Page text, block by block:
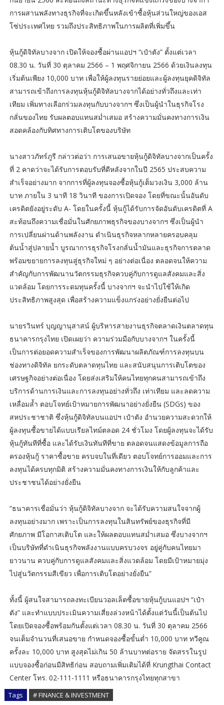
การผสานพลังทางธุรกิจที่จะเกิดขึ้นหลังเข้าซื้อหุ้นส่วนใหญ่ของเอส
โซ่ประเทศไทย รวมถึงประสิทธิภาพในการผลิตที่เพิ่มขึ้น
หุ้นกู้ดิจิทัลบางจาก เปิดให้จองซื้อผ่านแอปฯ “เป๋าตัง” ตั้งแต่เวลา
08.30 น. วันที่ 30 ตุลาคม 2566 – 1 พฤศจิกายน 2566 ด้วยเงินลงทุน
เริ่มต้นเพียง 10,000 บาท เพื่อให้ผู้ลงทุนรายย่อยและผู้ลงทุนยุคดิจิทัล
สามารถเข้าถึงการลงทุนหุ้นกู้ดิจิทัลบางจากได้อย่างทั่วถึงและเท่า
เทียม เพิ่มทางเลือกร่วมลงทุนกับบางจากฯ ซึ่งเป็นผู้นำในธุรกิจโรง
กลั่นของไทย รับผลตอบแทนสม่ำเสมอ สร้างความมั่นคงทางการเงิน
สอดคล้องกับทิศทางการเติบโตของบริษัท
นางสาวภัทร์ภูรี กล่าวต่อว่า การเสนอขายหุ้นกู้ดิจิทัลบางจากเป็นครั้ง
ที่ 2 คาดว่าจะได้รับการตอบรับที่ดีหลังจากในปี 2565 ประสบความ
สำเร็จอย่างมาก จากการที่ผู้ลงทุนจองซื้อหุ้นกู้เต็มวงเงิน 3,000 ล้าน
บาท ภายใน 3 นาที 18 วินาที ของการเปิดจอง โดยที่ขณะนั้นอันดับ
เครดิตยังอยู่ระดับ A- โดยในครั้งนี้ หุ้นกู้ได้รับการจัดอันดับเครดิตที่ A
สะท้อนถึงความเชื่อมั่นในศักยภาพธุรกิจของบางจากฯ ซึ่งเป็นผู้นำ
การเปลี่ยนผ่านด้านพลังงาน ดำเนินธุรกิจหลากหลายครอบคลุม
ต้นน้ำสู่ปลายน้ำ บูรณาการธุรกิจโรงกลั่นน้ำมันและธุรกิจการตลาด
พร้อมขยายการลงทุนสู่ธุรกิจใหม่ ๆ อย่างต่อเนื่อง ตลอดจนให้ความ
สำคัญกับการพัฒนานวัตกรรมธุรกิจควบคู่กับการดูแลสังคมและสิ่ง
แวดล้อม โดยการระดมทุนครั้งนี้ บางจากฯ จะนำไปใช้ให้เกิด
ประสิทธิภาพสูงสุด เพื่อสร้างความแข็งแกร่งอย่างยั่งยืนต่อไป
นายรวินทร์ บุญญานุสาสน์ ผู้บริหารสายงานธุรกิจตลาดเงินตลาดทุน
ธนาคารกรุงไทย เปิดเผยว่า ความร่วมมือกับบางจากฯ ในครั้งนี้
เป็นการต่อยอดความสำเร็จของการพัฒนาผลิตภัณฑ์การลงทุนบน
ช่องทางดิจิทัล ยกระดับตลาดทุนไทย และสนับสนุนการเติบโตของ
เศรษฐกิจอย่างต่อเนื่อง โดยส่งเสริมให้คนไทยทุกคนสามารถเข้าถึง
บริการด้านการเงินและการลงทุนอย่างทั่วถึง เท่าเทียม และลดความ
เหลื่อมล้ำ ตอบโจทย์เป้าหมายการพัฒนาอย่างยั่งยืน (SDGs) ของ
สหประชาชาติ ซึ่งหุ้นกู้ดิจิทัลบนแอปฯ เป๋าตัง อำนวยความสะดวกให้
ผู้ลงทุนซื้อขายได้แบบเรียลไทม์ตลอด 24 ชั่วโมง โดยผู้ลงทุนจะได้รับ
หุ้นกู้ทันทีที่ซื้อ และได้รับเงินทันทีที่ขาย ตลอดจนแสดงข้อมูลการถือ
ครองหุ้นกู้ ราคาซื้อขาย ครบจบในที่เดียว ตอบโจทย์การออมและการ
ลงทุนได้ครบทุกมิติ สร้างความมั่นคงทางการเงินให้กับลูกค้าและ
ประชาชนได้อย่างยั่งยืน
“ธนาคารเชื่อมั่นว่า หุ้นกู้ดิจิทัลบางจาก จะได้รับความสนใจจากผู้
ลงทุนอย่างมาก เพราะเป็นการลงทุนในสินทรัพย์ของธุรกิจที่มี
ศักยภาพ มีโอกาสเติบโต และให้ผลตอบแทนสม่ำเสมอ ซึ่งบางจากฯ
เป็นบริษัทที่ดำเนินธุรกิจพลังงานแบบครบวงจร อยู่คู่กับคนไทยมา
ยาวนาน ควบคู่กับการดูแลสังคมและสิ่งแวดล้อม โดยมีเป้าหมายมุ่ง
ไปสู่นวัตกรรมสีเขียว เพื่อการเติบโตอย่างยั่งยืน”
ทั้งนี้ ผู้สนใจสามารถลงทะเบียนวอลเล็ตซื้อขายหุ้นกู้บนแอปฯ “เป๋า
ตัง” และทำแบบประเมินความเสี่ยงล่วงหน้าได้ตั้งแต่วันนี้เป็นต้นไป
โดยเปิดจองซื้อพร้อมกันตั้งแต่เวลา 08.30 น. วันที่ 30 ตุลาคม 2566
จนเต็มจำนวนที่เสนอขาย กำหนดจองซื้อขั้นต่ำ 10,000 บาท ทวีคูณ
ครั้งละ 10,000 บาท สูงสุดไม่เกิน 50 ล้านบาทต่อราย จัดสรรในรูป
แบบจองซื้อก่อนมีสิทธิก่อน สอบถามเพิ่มเติมได้ที่ Krungthai Contact
Center โทร. 02-111-1111 หรือธนาคารกรุงไทยทุกสาขา
Tags # FINANCE & INVESTMENT